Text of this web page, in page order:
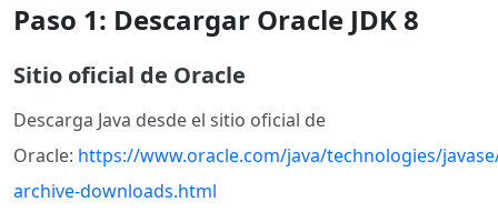
Paso 1: Descargar Oracle JDK 8
Sitio oficial de Oracle
Descarga Java desde el sitio oficial de
Oracle: https://www.oracle.com/java/technologies/
archive-downloads.html